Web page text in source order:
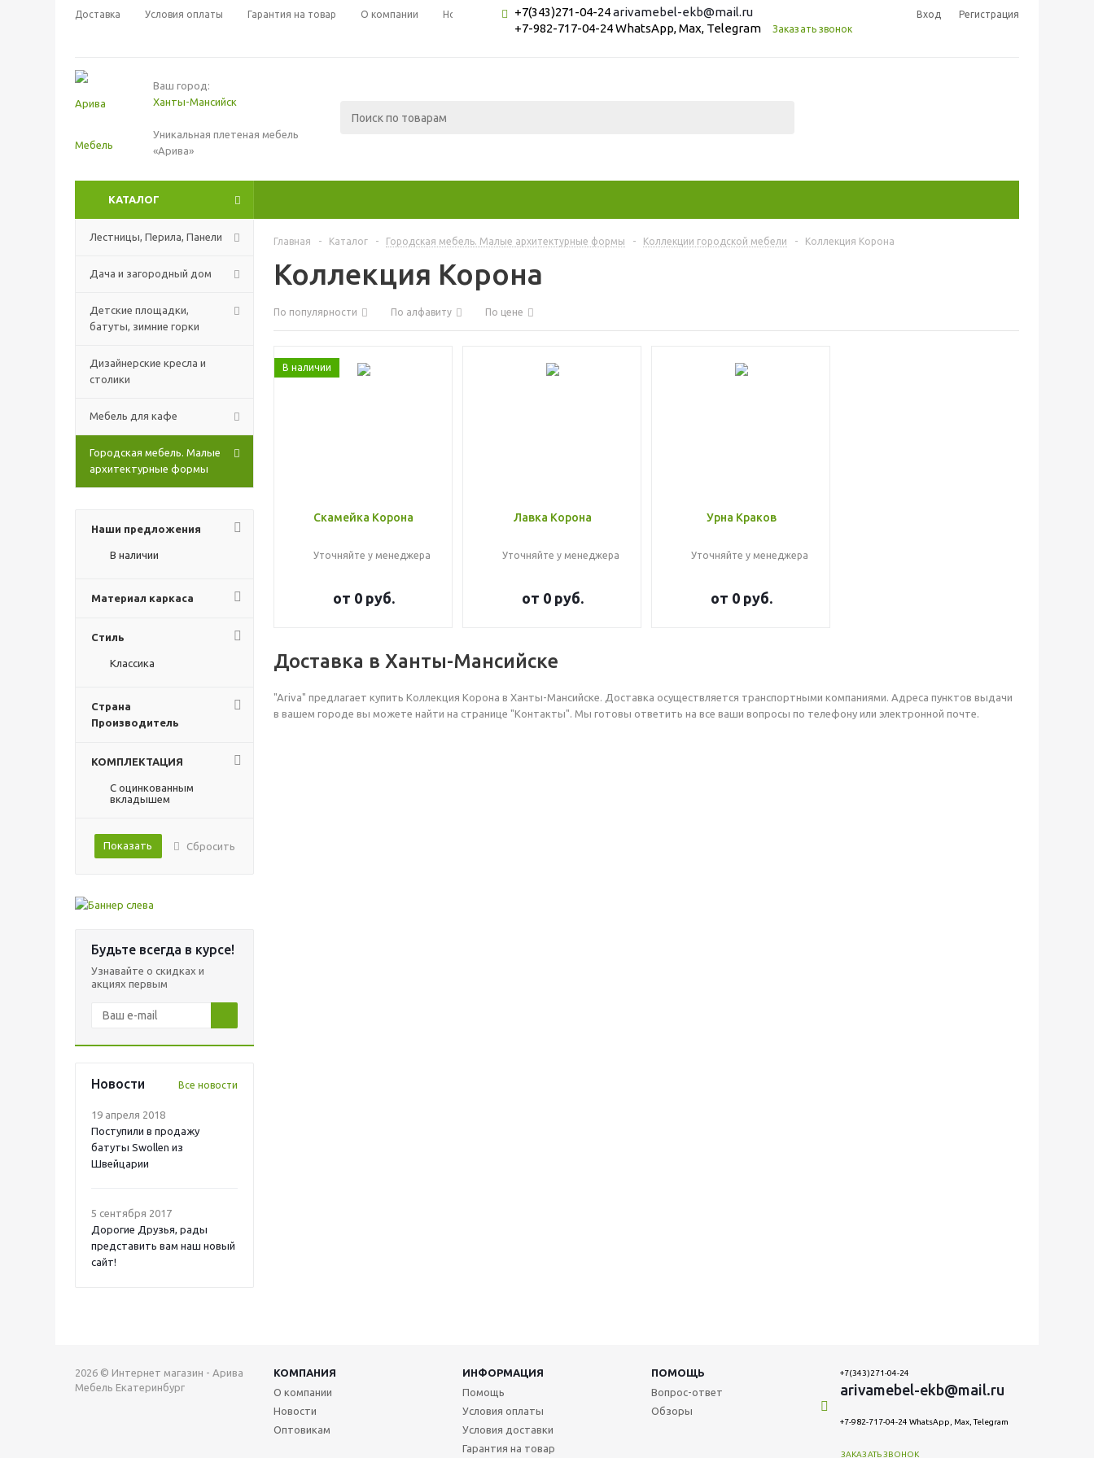
Доставка Условия оплаты Гарантия на товар О компании Новости Вопрос-ответ
+7(343)271-04-24arivamebel-ekb@mail.ru
+7-982-717-04-24 WhatsApp, Max, Telegram
Заказать звонок
Вход Регистрация
Ваш город:
Ханты-Мансийск
Уникальная плетеная мебель
«Арива»
КАТАЛОГ
Лестницы, Перила, Панели
Дача и загородный дом
Детские площадки,
батуты, зимние горки
Дизайнерские кресла и
столики
Мебель для кафе
Городская мебель. Малые
архитектурные формы
Наши предложения
В наличии
Материал каркаса
Стиль
Классика
Страна
Производитель
КОМПЛЕКТАЦИЯ
С оцинкованным
вкладышем
Показать Сбросить
Будьте всегда в курсе!
Узнавайте о скидках и
акциях первым
Новости Все новости
19 апреля 2018
Поступили в продажу
батуты Swollen из
Швейцарии
5 сентября 2017
Дорогие Друзья, рады
представить вам наш новый
сайт!
Главная - Каталог - Городская мебель. Малые архитектурные формы - Коллекции городской мебели - Коллекция Корона
Коллекция Корона
По популярности По алфавиту По цене
В наличии
Скамейка Корона
Уточняйте у менеджера
от 0 руб.
Лавка Корона
Уточняйте у менеджера
от 0 руб.
Урна Краков
Уточняйте у менеджера
от 0 руб.
Доставка в Ханты-Мансийске
"Ariva" предлагает купить Коллекция Корона в Ханты-Мансийске. Доставка осуществляется транспортными компаниями. Адреса пунктов выдачи
в вашем городе вы можете найти на странице "Контакты". Мы готовы ответить на все ваши вопросы по телефону или электронной почте.
2026 © Интернет магазин - Арива
Мебель Екатеринбург
КОМПАНИЯ ИНФОРМАЦИЯ
ПОМОЩЬ
О компании
Новости
Оптовикам
Помощь
Условия оплаты
Условия доставки
Гарантия на товар
Вопрос-ответ
Обзоры
+7(343)271-04-24
arivamebel-ekb@mail.ru
+7-982-717-04-24 WhatsApp, Max, Telegram
ЗАКАЗАТЬ ЗВОНОК